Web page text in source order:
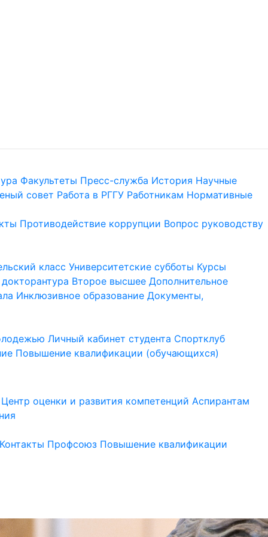
Факультеты Пресс-служба История Научные
совет Работа в РГГУ Работникам Нормативные
Противодействие коррупции Вопрос руководству
класс Университетские субботы Курсы
Второе высшее Дополнительное
Инклюзивное образование Документы,
Личный кабинет студента Спортклуб
Повышение квалификации (обучающихся)
Центр оценки и развития компетенций Аспирантам
Контакты Профсоюз Повышение квалификации